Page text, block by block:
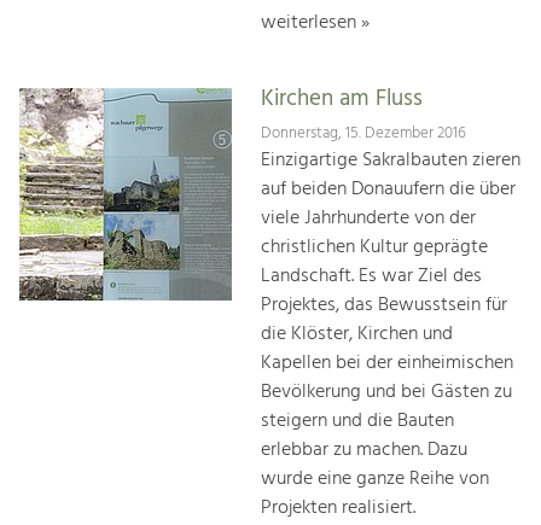
weiterlesen »
Kirchen am Fluss
Donnerstag, 15. Dezember 2016
Einzigartige Sakralbauten zieren
auf beiden Donauufern die über
viele Jahrhunderte von der
christlichen Kultur geprägte
Landschaft. Es war Ziel des
Projektes, das Bewusstsein für
die Klöster, Kirchen und
Kapellen bei der einheimischen
Bevölkerung und bei Gästen zu
steigern und die Bauten
erlebbar zu machen. Dazu
wurde eine ganze Reihe von
Projekten realisiert.